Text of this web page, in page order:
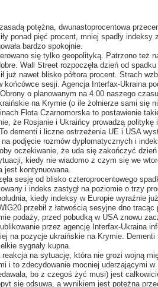
potężna, dwunastoprocentowa
ponad pięć procent, mniej spadły indeksy
bardzo spokojnie.
się tylko geopolityką. Patrzono też
Wall Street rozpoczęła dzień od
już nawet blisko półtora procent. Strach
końcówce sesji. Agencja Interfax-Ukraina
o planowanym na 4.00 naszego
na Krymie (o ile żołnierze sami się
Flota Czarnomorska to postawienie
że Rosjanie i Ukraińcy prowadzą politykę
dementi i liczne ostrzeżenia UE i USA
podjęcie rozmów dyplomatycznych i
oczekiwanie, że uda się zakończyć
kiedy nie wiadomo z czym się we
jest kontynuowana.
sesję od blisko czteroprocentowego
i indeks zastygł na poziomie o trzy
kiedy indeksy w Europie wyraźnie
przebił z łatwością sesyjne dno
podaży, przed pobudką w USA znowu
przez agencję Interfax-Ukraina
na pozycje ukraińskie na Krymie. Dementi
sygnały kupna.
reakcja na sytuację, która nie grozi wojną
i to zdecydowanie mocniej uderzającymi
bo z czegoś żyć musi) jest
się odsuwa, a wynikiem jest potężna